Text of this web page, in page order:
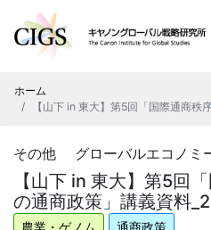
ホーム
【山下 in 東大】第5回「国際通商
その他 グローバルエコノ
【山下 in 東大】第5回
の通商政策」講義資料